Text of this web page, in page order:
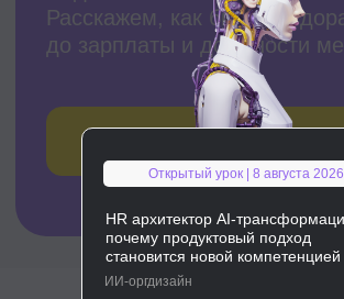
HR архитектор AI-
почему продуктовый подход
становится новой компетенцией
Открытый урок | 8 августа 2026
ИИ-оргдизайн